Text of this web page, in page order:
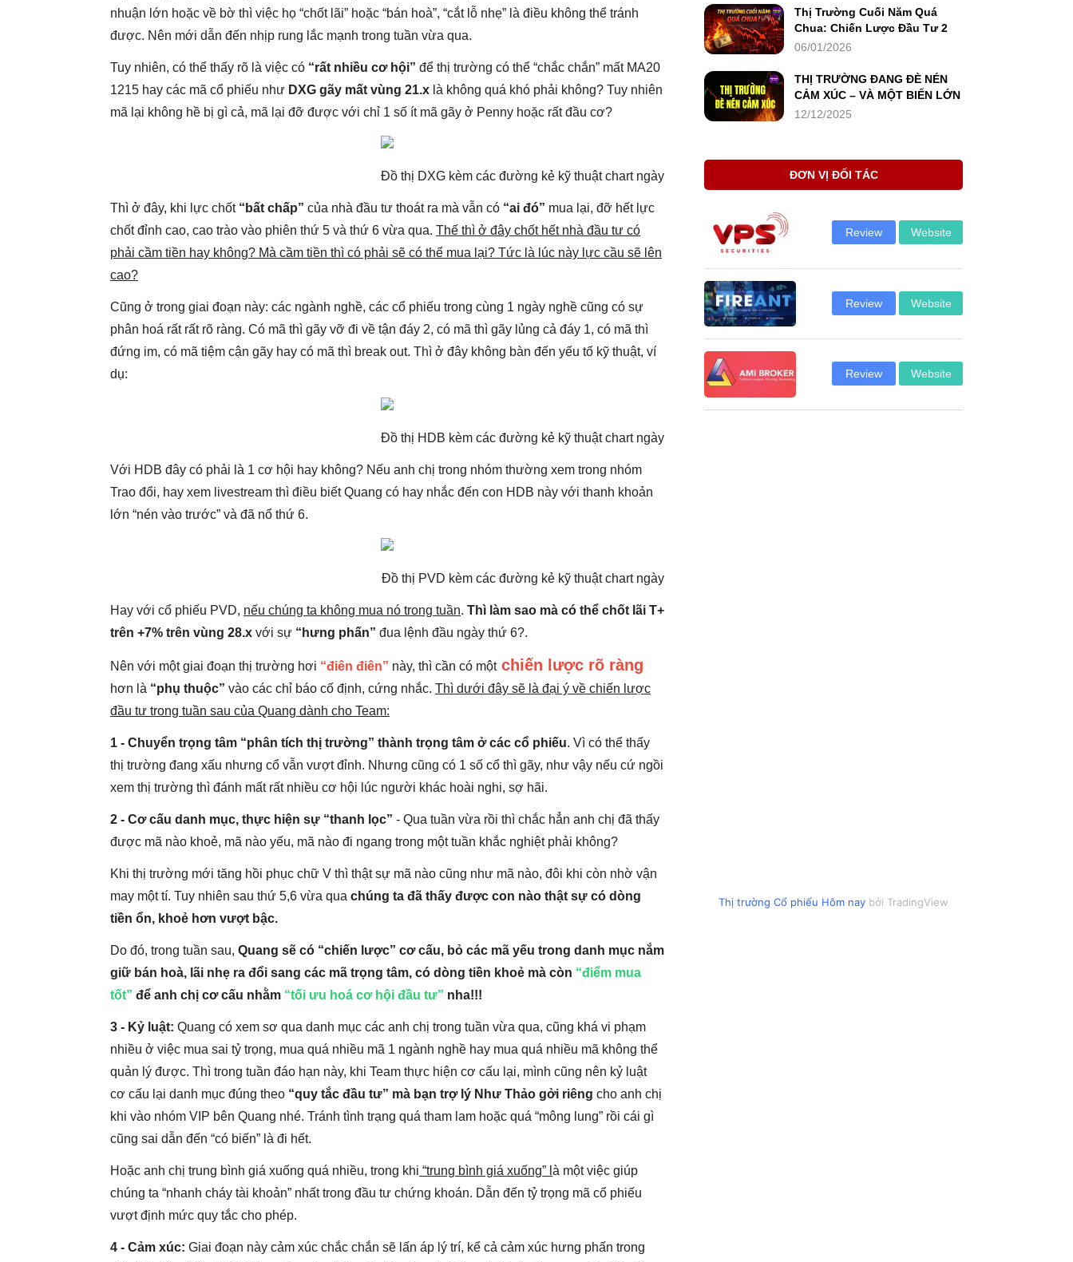
nhuận lớn hoặc về bờ thì việc họ “chốt lãi” hoặc “bán hoà”, “cắt lỗ nhẹ” là điều không thể tránh
được. Nên mới dẫn đến nhịp rung lắc mạnh trong tuần vừa qua.
Tuy nhiên, có thể thấy rõ là việc có “rất nhiều cơ hội” để thị trường có thể “chắc chắn” mất MA20
1215 hay các mã cổ phiếu như DXG gãy mất vùng 21.x là không quá khó phải không? Tuy nhiên
mã lại không hề bị gì cả, mã lại đỡ được với chỉ 1 số ít mã gãy ở Penny hoặc rất đầu cơ?
Đồ thị DXG kèm các đường kẻ kỹ thuật chart ngày
Thì ở đây, khi lực chốt “bất chấp” của nhà đầu tư thoát ra mà vẫn có “ai đó” mua lại, đỡ hết lực
chốt đỉnh cao, cao trào vào phiên thứ 5 và thứ 6 vừa qua. Thế thì ở đây chốt hết nhà đầu tư có
phải cầm tiền hay không? Mà cầm tiền thì có phải sẽ có thể mua lại? Tức là lúc này lực cầu sẽ lên
cao?
Cũng ở trong giai đoạn này: các ngành nghề, các cổ phiếu trong cùng 1 ngày nghề cũng có sự
phân hoá rất rất rõ ràng. Có mã thì gãy vỡ đi về tận đáy 2, có mã thì gãy lủng cả đáy 1, có mã thì
đứng im, có mã tiệm cận gãy hay có mã thì break out. Thì ở đây không bàn đến yếu tố kỹ thuật, ví
dụ:
Đồ thị HDB kèm các đường kẻ kỹ thuật chart ngày
Với HDB đây có phải là 1 cơ hội hay không? Nếu anh chị trong nhóm thường xem trong nhóm
Trao đổi, hay xem livestream thì điều biết Quang có hay nhắc đến con HDB này với thanh khoản
lớn “nén vào trước” và đã nổ thứ 6.
Đồ thị PVD kèm các đường kẻ kỹ thuật chart ngày
Hay với cổ phiếu PVD, nếu chúng ta không mua nó trong tuần. Thì làm sao mà có thể chốt lãi T+
trên +7% trên vùng 28.x với sự “hưng phấn” đua lệnh đầu ngày thứ 6?.
Nên với một giai đoạn thị trường hơi “điên điên” này, thì cần có một chiến lược rõ ràng
hơn là “phụ thuộc” vào các chỉ báo cố định, cứng nhắc. Thì dưới đây sẽ là đại ý về chiến lược
đầu tư trong tuần sau của Quang dành cho Team:
1 - Chuyển trọng tâm “phân tích thị trường” thành trọng tâm ở các cổ phiếu. Vì có thể thấy
thị trường đang xấu nhưng cổ vẫn vượt đỉnh. Nhưng cũng có 1 số cổ thì gãy, như vậy nếu cứ ngồi
xem thị trường thì đánh mất rất nhiều cơ hội lúc người khác hoài nghi, sợ hãi.
2 - Cơ cấu danh mục, thực hiện sự “thanh lọc” - Qua tuần vừa rồi thì chắc hẳn anh chị đã thấy
được mã nào khoẻ, mã nào yếu, mã nào đi ngang trong một tuần khắc nghiệt phải không?
Khi thị trường mới tăng hồi phục chữ V thì thật sự mã nào cũng như mã nào, đôi khi còn nhờ vận
may một tí. Tuy nhiên sau thứ 5,6 vừa qua chúng ta đã thấy được con nào thật sự có dòng
tiền ổn, khoẻ hơn vượt bậc.
Do đó, trong tuần sau, Quang sẽ có “chiến lược” cơ cấu, bỏ các mã yếu trong danh mục nắm
giữ bán hoà, lãi nhẹ ra đổi sang các mã trọng tâm, có dòng tiền khoẻ mà còn “điểm mua
tốt” để anh chị cơ cấu nhằm “tối ưu hoá cơ hội đầu tư” nha!!!
3 - Kỷ luật: Quang có xem sơ qua danh mục các anh chị trong tuần vừa qua, cũng khá vi phạm
nhiều ở việc mua sai tỷ trọng, mua quá nhiều mã 1 ngành nghề hay mua quá nhiều mã không thể
quản lý được. Thì trong tuần đáo hạn này, khi Team thực hiện cơ cấu lại, mình cũng nên kỷ luật
cơ cấu lại danh mục đúng theo “quy tắc đầu tư” mà bạn trợ lý Như Thảo gởi riêng cho anh chị
khi vào nhóm VIP bên Quang nhé. Tránh tình trạng quá tham lam hoặc quá “mông lung” rồi cái gì
cũng sai dẫn đến “có biến” là đi hết.
Hoặc anh chị trung bình giá xuống quá nhiều, trong khi “trung bình giá xuống” l à một việc giúp
chúng ta “nhanh cháy tài khoản” nhất trong đầu tư chứng khoán. Dẫn đến tỷ trọng mã cổ phiếu
vượt định mức quy tắc cho phép.
4 - Cảm xúc: Giai đoạn này cảm xúc chắc chắn sẽ lấn áp lý trí, kể cả cảm xúc hưng phấn trong
Thị Trường Cuối Năm Quá
Chua: Chiến Lược Đầu Tư 2
06/01/2026
THỊ TRƯỜNG ĐANG ĐÈ NÉN
CẢM XÚC – VÀ MỘT BIẾN LỚN
12/12/2025
ĐƠN VỊ ĐỐI TÁC
Review Website
Review Website
Review Website
Thị trường Cổ phiếu Hôm nay bởi TradingView